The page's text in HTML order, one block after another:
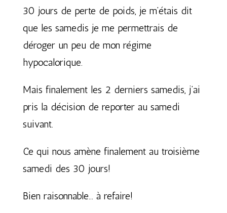
30 jours de perte de poids, je m’étais dit
que les samedis je me permettrais de
déroger un peu de mon régime
hypocalorique.
Mais finalement les 2 derniers samedis, j’ai
pris la décision de reporter au samedi
suivant.
Ce qui nous amène finalement au troisième
samedi des 30 jours!
Bien raisonnable… à refaire!